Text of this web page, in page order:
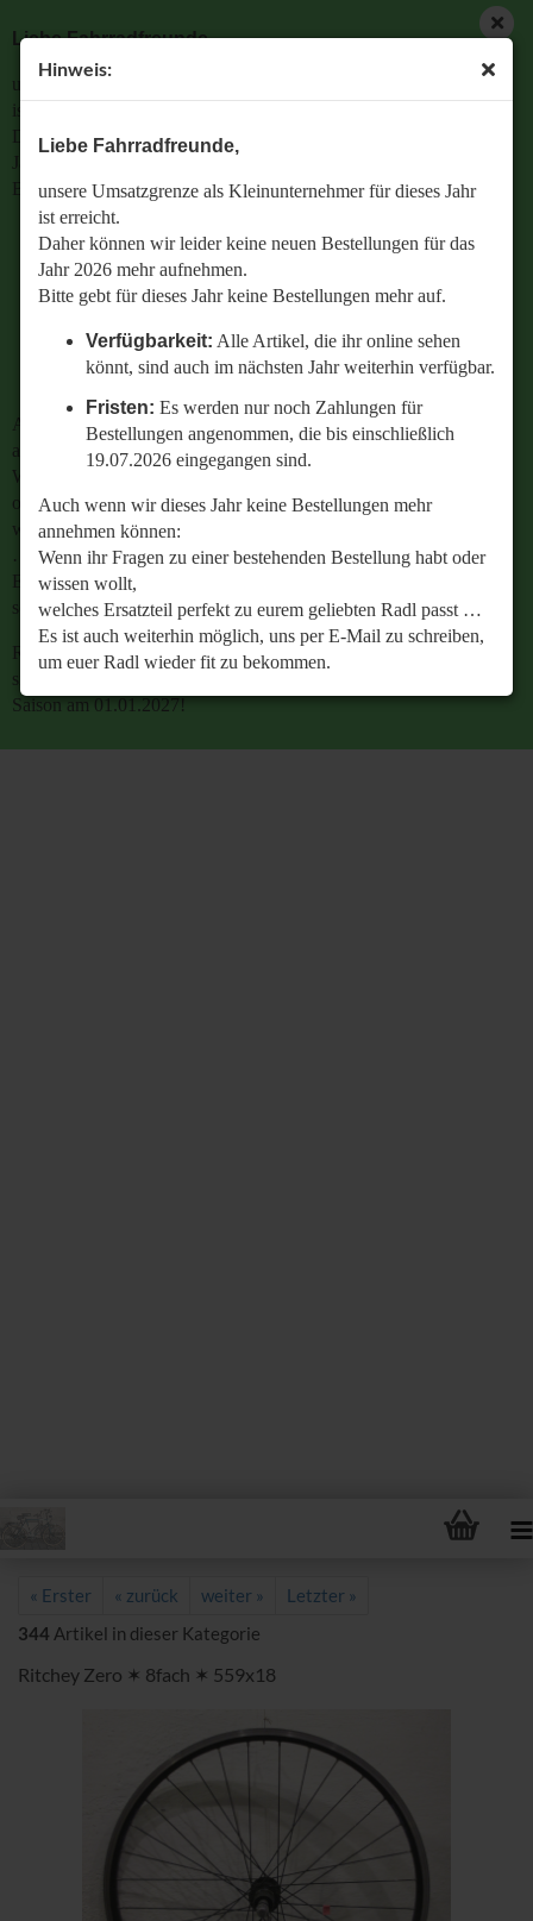
Hinweis:
Liebe Fahrradfreunde,
unsere Umsatzgrenze als Kleinunternehmer für dieses Jahr
ist erreicht.
Daher können wir leider keine neuen Bestellungen für das
Jahr 2026 mehr aufnehmen.
Bitte gebt für dieses Jahr keine Bestellungen mehr auf.
Verfügbarkeit: Alle Artikel, die ihr online sehen
könnt, sind auch im nächsten Jahr weiterhin verfügbar.
Fristen: Es werden nur noch Zahlungen für
Bestellungen angenommen, die bis einschließlich
19.07.2026 eingegangen sind.
Auch wenn wir dieses Jahr keine Bestellungen mehr
annehmen können:
Wenn ihr Fragen zu einer bestehenden Bestellung habt oder
wissen wollt,
welches Ersatzteil perfekt zu eurem geliebten Radl passt …
Es ist auch weiterhin möglich, uns per E-Mail zu schreiben,
um euer Radl wieder fit zu bekommen.
Retrobike wünscht euch eine gesunde Radlzeit und freut
Liebe Fahrradfreunde,
unsere Umsatzgrenze als Kleinunternehmer für dieses Jahr
ist erreicht.
Daher können wir leider keine neuen Bestellungen für das
Jahr 2026 mehr aufnehmen.
Bitte gebt für dieses Jahr keine Bestellungen mehr auf.
Verfügbarkeit: Alle Artikel, die ihr online sehen
könnt, sind auch im nächsten Jahr weiterhin
verfügbar.
Bestellungen angenommen, die bis einschließlich
19.07.2026 eingegangen sind.
Auch wenn wir dieses Jahr keine Bestellungen mehr
annehmen können:
Wenn ihr Fragen zu einer bestehenden Bestellung habt
oder wissen wollt,
welches Ersatzteil perfekt zu eurem geliebten Radl passt
…
Es ist auch weiterhin möglich, uns per E-Mail zu
schreiben, um euer Radl wieder fit zu bekommen.
Retrobike wünscht euch eine gesunde Radlzeit und freut
sich schon jetzt auf den gemeinsamen Start in die neue
Saison am 01.01.2027!
« Erster « zurück weiter »
Letzter »
344 Artikel in dieser Kategorie
Ritchey Zero ✶ 8fach ✶ 559x18